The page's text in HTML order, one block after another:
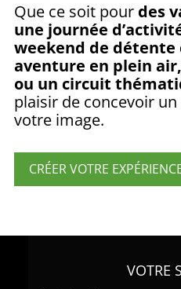
Que ce soit pour des
une journée
weekend de détente
aventure en plein
ou un circuit
plaisir de concevoir
votre image.
CRÉER VOTRE
VOTRE